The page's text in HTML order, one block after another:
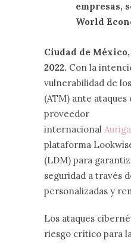
empresas,
World
Ciudad de
2022. Con la
vulnerabilidad de
(ATM) ante
proveedor
internacional Auriga
plataforma
(LDM) para
seguridad a través
personalizadas y
Los ataques
riesgo crítico para